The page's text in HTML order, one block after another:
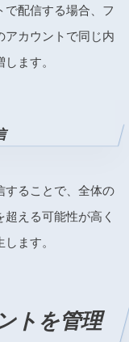
配信する場合、フ
アカウントで同じ内
ます。
することで、全体の
える可能性が高く
ます。
トを管理